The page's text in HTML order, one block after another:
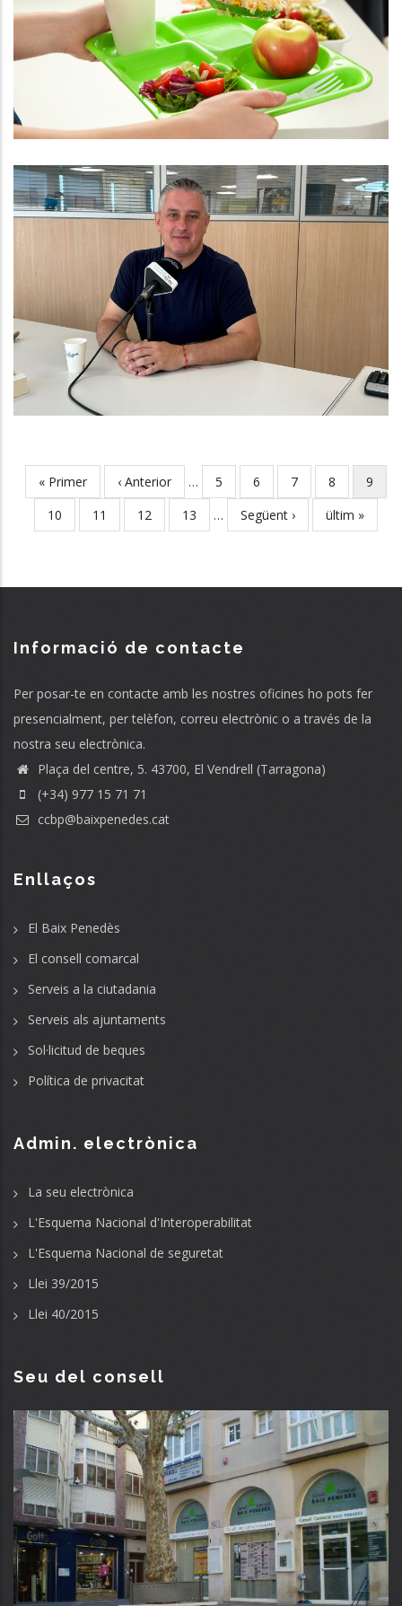
Menjadors Escolars El Curs 2025-
2026
Educació
Entrevista Al President Del
Consell Comarcal Del Baix
Penedès Ramon Ferré
Pagination
First
page
« Primer
Previous
page
‹ Anterior … Page
5 Page
6 Page
7 Page
8
page
9
Page
10 Page
11 Page
12 Page
13 …
Next
Següent ›
Last
ültim »
Informació de contacte
Per posar-te en contacte amb les nostres oficines ho pots fer
presencialment, per telèfon, correu electrònic o a través de la
nostra seu electrònica.
Plaça del centre, 5. 43700, El Vendrell (Tarragona)
(+34) 977 15 71 71
ccbp@baixpenedes.cat
Enllaços
El Baix Penedès
El consell comarcal
Serveis a la ciutadania
Serveis als ajuntaments
Sol·licitud de beques
Política de privacitat
Admin. electrònica
La seu electrònica
L'Esquema Nacional d'Interoperabilitat
L'Esquema Nacional de seguretat
Llei 39/2015
Llei 40/2015
Seu del consell